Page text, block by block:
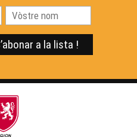
Florals - Reportatge
Aquitan deus
la Carta de las Libertats